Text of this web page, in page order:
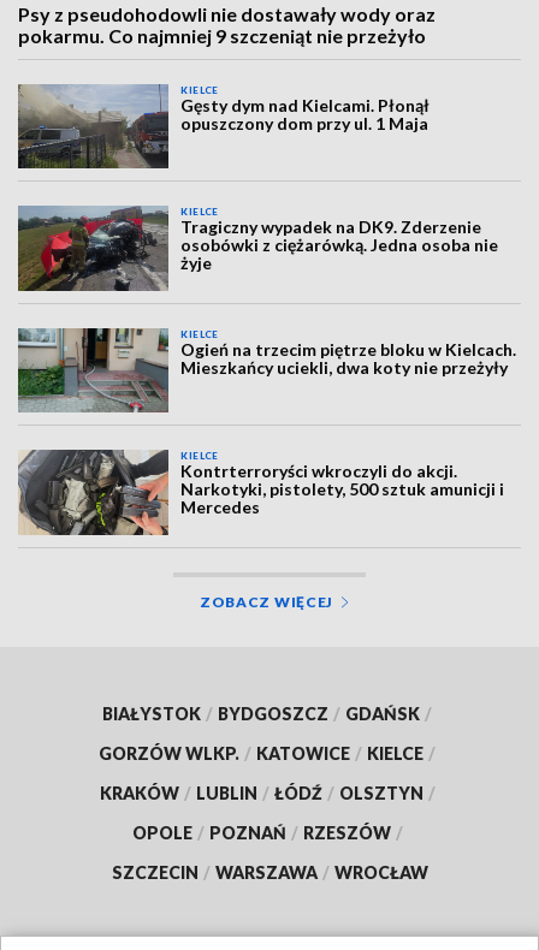
Psy z pseudohodowli nie dostawały wody oraz
pokarmu. Co najmniej 9 szczeniąt nie przeżyło
KIELCE
Gęsty dym nad Kielcami. Płonął
opuszczony dom przy ul. 1 Maja
KIELCE
Tragiczny wypadek na DK9. Zderzenie
osobówki z ciężarówką. Jedna osoba nie
żyje
KIELCE
Ogień na trzecim piętrze bloku w Kielcach.
Mieszkańcy uciekli, dwa koty nie przeżyły
KIELCE
Kontrterroryści wkroczyli do akcji.
Narkotyki, pistolety, 500 sztuk amunicji i
Mercedes
ZOBACZ WIĘCEJ
BIAŁYSTOK / BYDGOSZCZ / GDAŃSK /
GORZÓW WLKP. / KATOWICE / KIELCE /
KRAKÓW / LUBLIN / ŁÓDŹ / OLSZTYN /
OPOLE / POZNAŃ / RZESZÓW /
SZCZECIN / WARSZAWA / WROCŁAW